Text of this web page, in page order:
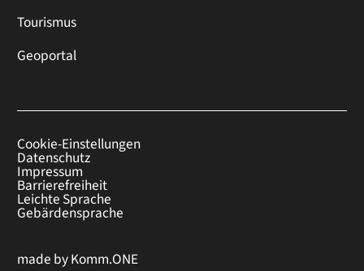
Tourismus
Geoportal
Cookie-Einstellungen
Datenschutz
Impressum
Barrierefreiheit
Leichte Sprache
Gebärdensprache
made byKomm.ONE